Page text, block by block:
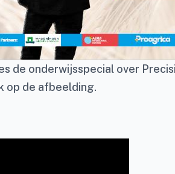
de onderwijsspecial over
op de afbeelding.